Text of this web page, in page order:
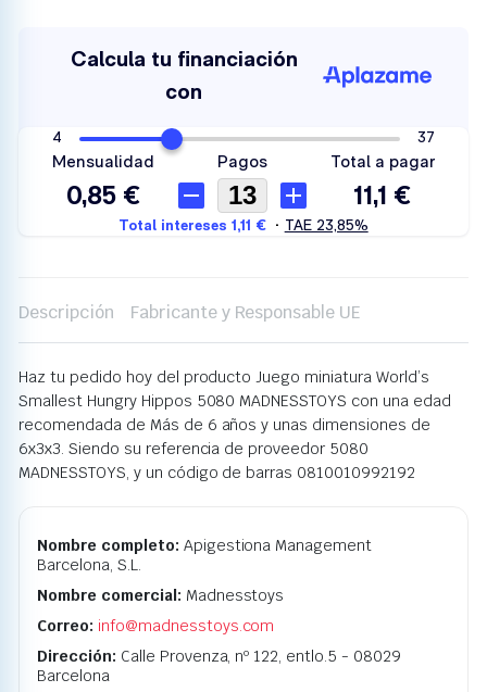
Descripción Fabricante y Responsable UE
Haz tu pedido hoy del producto Juego miniatura World’s
Smallest Hungry Hippos 5080 MADNESSTOYS con una edad
recomendada de Más de 6 años y unas dimensiones de
6x3x3. Siendo su referencia de proveedor 5080
MADNESSTOYS, y un código de barras 0810010992192
Nombre completo: Apigestiona Management
Barcelona, S.L.
Nombre comercial: Madnesstoys
Correo: info@madnesstoys.com
Dirección: Calle Provenza, nº 122, entlo.5 - 08029
Barcelona